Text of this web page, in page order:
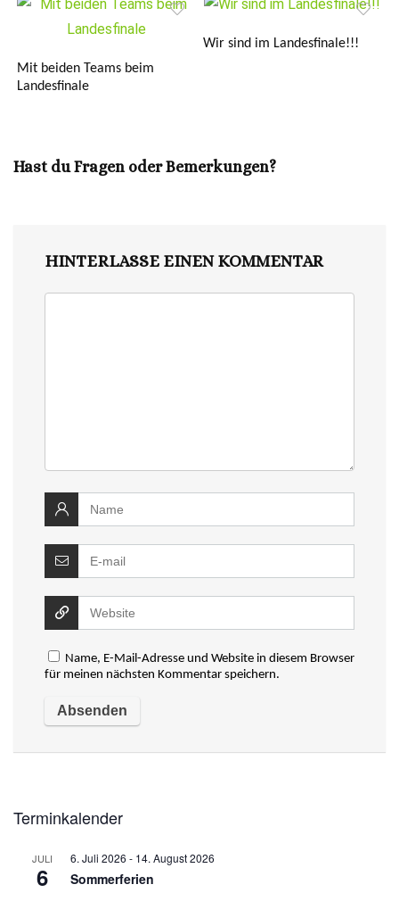
Mit beiden Teams beim
Landesfinale
Wir sind im Landesfinale!!!
Hast du Fragen oder Bemerkungen?
HINTERLASSE EINEN KOMMENTAR
Name, E-Mail-Adresse und Website in diesem Browser
für meinen nächsten Kommentar speichern.
Terminkalender
JULI
6
6. Juli 2026 - 14. August 2026
Sommerferien